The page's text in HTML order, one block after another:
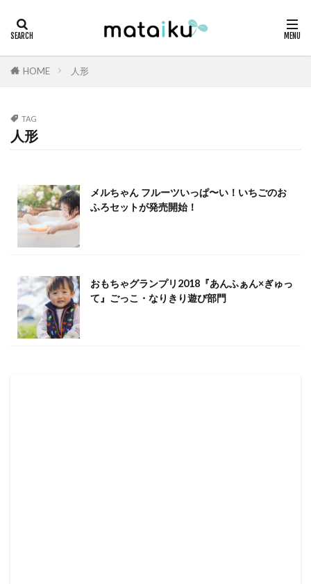
HOME 人形
TAG
人形
メルちゃん フルーツいっぱ〜い！いちごのお
ふろセットが発売開始！
おもちゃグランプリ2018『あんふぁん×ぎゅっ
て』ごっこ・なりきり遊び部門